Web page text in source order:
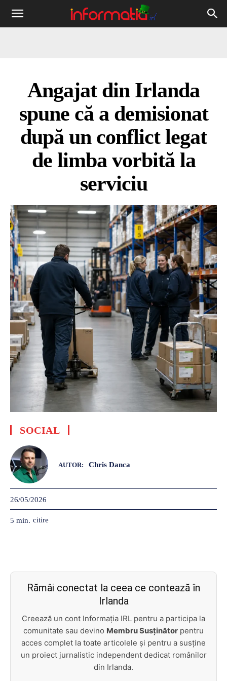
Informația
Angajat din Irlanda
spune că a demisionat
după un conflict legat
de limba vorbită la
serviciu
SOCIAL
AUTOR: Chris Danca
26/05/2026
5 min. citire
Rămâi conectat la ceea ce contează în
Irlanda
Creează un cont Informația IRL pentru a participa la
comunitate sau devino Membru Susținător pentru
acces complet la toate articolele și pentru a susține
un proiect jurnalistic independent dedicat românilor
din Irlanda.